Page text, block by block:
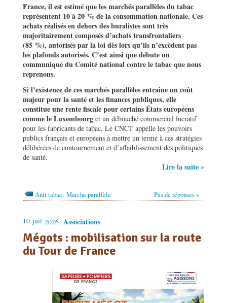
France, il est estimé que les marchés parallèles du tabac
représentent 10 à 20 % de la consommation nationale. Ces
achats réalisés en dehors des buralistes sont très
majoritairement composés d’achats transfrontaliers
(85 %), autorisés par la loi dès lors qu’ils n’excèdent pas
les plafonds autorisés. C’est ainsi que débute un
communiqué du Comité national contre le tabac que nous
reprenons.
Si l’existence de ces marchés parallèles entraîne un coût
majeur pour la santé et les finances publiques, elle
constitue une rente fiscale pour certains États européens
comme le Luxembourg et un débouché commercial lucratif
pour les fabricants de tabac. Le CNCT appelle les pouvoirs
publics français et européens à mettre un terme à ces stratégies
délibérées de contournement et d’affaiblissement des politiques
de santé.
Lire la suite »
Pas de réponses »
Anti tabac, Marche parallèle
10 juil 2026 | Associations
Mégots : mobilisation sur la route
du Tour de France